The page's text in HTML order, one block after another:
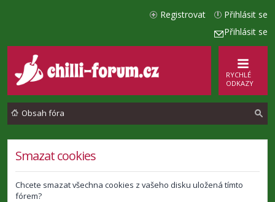
Přihlásit se
Přihlásit se
Registrovat
RYCHLÉ
ODKAZY
Obsah fóra
Smazat cookies
Chcete smazat všechna cookies z vašeho disku uložená tímto
fórem?